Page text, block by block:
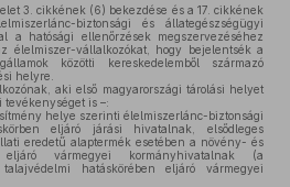
3. cikkének (6) bekezdése és a 17. cikkének
biztonsági és állategészségügyi
a hatósági ellenőrzések megszervezéséhez
élelmiszer-vállalkozókat, hogy bejelentsék a
közötti kereskedelemből származó
helyre.
aki első magyarországi tárolási helyet
tevékenységet is –:
helye szerinti élelmiszerlánc-biztonsági
eljáró járási hivatalnak, elsődleges
eredetű alaptermék esetében a növény- és
eljáró vármegyei kormányhivatalnak (a
hatáskörében eljáró vármegyei